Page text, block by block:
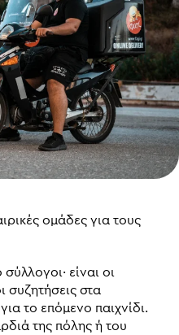
ομάδες για τους
είναι οι
στα
το επόμενο παιχνίδι.
της πόλης ή του